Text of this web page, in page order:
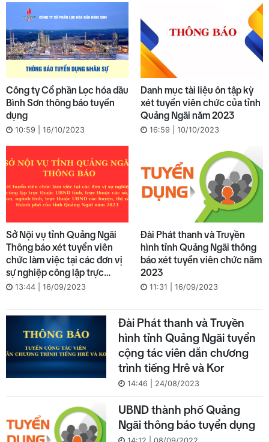
Công ty Cổ phần Lọc hóa dầu
Bình Sơn thông báo tuyển
dụng
10:59 | 16/10/2023
Danh mục tài liệu ôn tập kỳ
xét tuyển viên chức của tỉnh
Quảng Ngãi năm 2023
16:59 | 10/10/2023
Sở Nội vụ tỉnh Quảng Ngãi
Thông báo xét tuyển viên
chức làm việc tại các đơn vị
sự nghiệp công lập trực
thuộc UBND tỉnh, trực thuộc
thuộc UBND các huyện, thị
xã, thành phố của tỉnh
Quảng Ngãi năm 2023
13:44 | 16/09/2023
Đài Phát thanh và Truyền
hình tỉnh Quảng Ngãi thông
báo xét tuyển viên chức năm
2023
11:31 | 16/09/2023
Đài Phát thanh và Truyền
hình tỉnh Quảng Ngãi tuyển
cộng tác viên dẫn chương
trình tiếng Hrê và Kor
14:46 | 24/08/2023
UBND thành phố Quảng
Ngãi thông báo tuyển dụng
14:12 | 08/09/2022